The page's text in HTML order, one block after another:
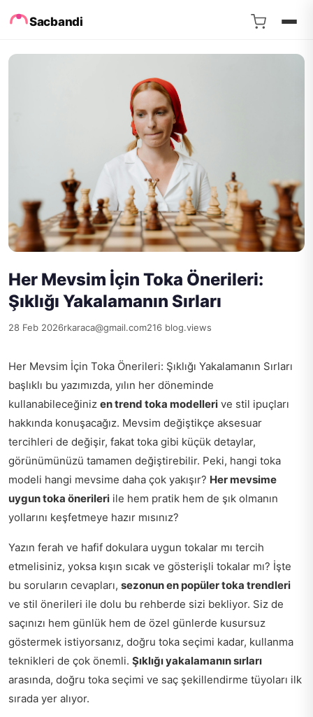
Sacbandi
Her Mevsim İçin Toka Önerileri:
Şıklığı Yakalamanın Sırları
28 Feb 2026rkaraca@gmail.com216 blog.views
Her Mevsim İçin Toka Önerileri: Şıklığı Yakalamanın Sırları
başlıklı bu yazımızda, yılın her döneminde
kullanabileceğiniz en trend toka modelleri ve stil ipuçları
hakkında konuşacağız. Mevsim değiştikçe aksesuar
tercihleri de değişir, fakat toka gibi küçük detaylar,
görünümünüzü tamamen değiştirebilir. Peki, hangi toka
modeli hangi mevsime daha çok yakışır? Her mevsime
uygun toka önerileri ile hem pratik hem de şık olmanın
yollarını keşfetmeye hazır mısınız?
Yazın ferah ve hafif dokulara uygun tokalar mı tercih
etmelisiniz, yoksa kışın sıcak ve gösterişli tokalar mı? İşte
bu soruların cevapları, sezonun en popüler toka trendleri
ve stil önerileri ile dolu bu rehberde sizi bekliyor. Siz de
saçınızı hem günlük hem de özel günlerde kusursuz
göstermek istiyorsanız, doğru toka seçimi kadar, kullanma
teknikleri de çok önemli. Şıklığı yakalamanın sırları
arasında, doğru toka seçimi ve saç şekillendirme tüyoları ilk
sırada yer alıyor.